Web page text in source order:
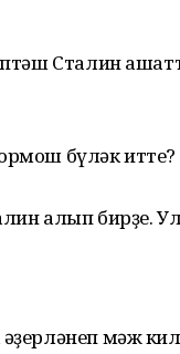
Сталин
бүләк итте?
алып бирҙе. Ул
мәж